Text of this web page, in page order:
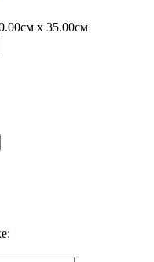
x 35.00см